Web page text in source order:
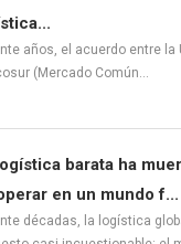
años, el acuerdo entre la
(Mercado Común…
barata ha
en un mundo f...
décadas, la logística